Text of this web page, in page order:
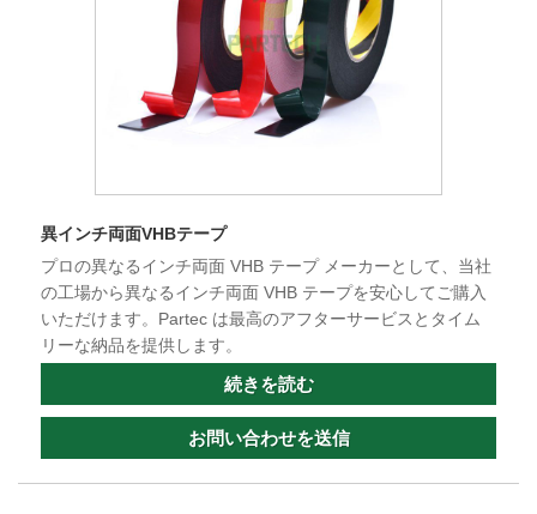
異インチ両面VHBテープ
プロの異なるインチ両面 VHB テープ メーカーとして、当社
の工場から異なるインチ両面 VHB テープを安心してご購入
いただけます。Partec は最高のアフターサービスとタイム
リーな納品を提供します。
続きを読む
お問い合わせを送信